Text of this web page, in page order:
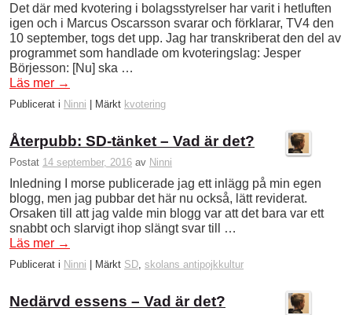
Det där med kvotering i bolagsstyrelser har varit i hetluften
igen och i Marcus Oscarsson svarar och förklarar, TV4 den
10 september, togs det upp. Jag har transkriberat den del av
programmet som handlade om kvoteringslag: Jesper
Börjesson: [Nu] ska …
Läs mer →
Publicerat i Ninni Märkt kvotering
Återpubb: SD-tänket – Vad är det?
Postat 14 september, 2016 av Ninni
Inledning I morse publicerade jag ett inlägg på min egen
blogg, men jag pubbar det här nu också, lätt reviderat.
Orsaken till att jag valde min blogg var att det bara var ett
snabbt och slarvigt ihop slängt svar till …
Läs mer →
Publicerat i Ninni Märkt SD, skolans antipojkkultur
Nedärvd essens – Vad är det?